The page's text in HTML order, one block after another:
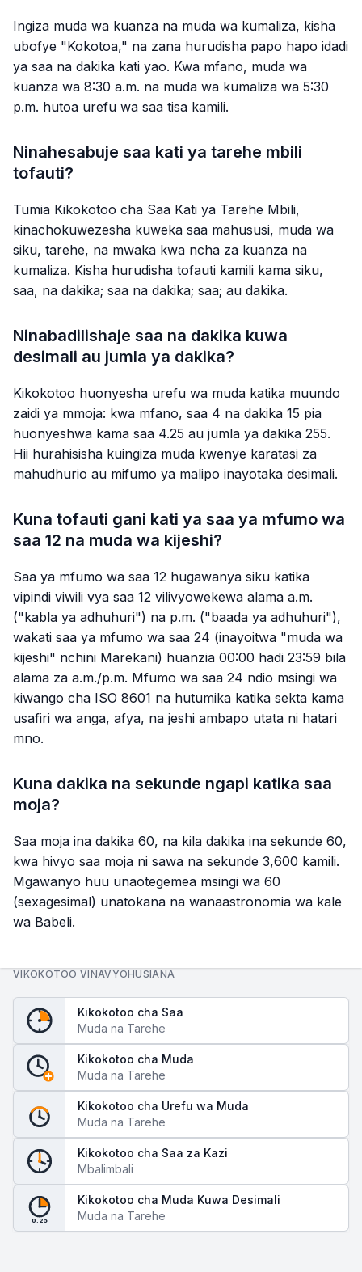
Ingiza muda wa kuanza na muda wa kumaliza, kisha
ubofye "Kokotoa," na zana hurudisha papo hapo idadi
ya saa na dakika kati yao. Kwa mfano, muda wa
kuanza wa 8:30 a.m. na muda wa kumaliza wa 5:30
p.m. hutoa urefu wa saa tisa kamili.
Ninahesabuje saa kati ya tarehe mbili
tofauti?
Tumia Kikokotoo cha Saa Kati ya Tarehe Mbili,
kinachokuwezesha kuweka saa mahususi, muda wa
siku, tarehe, na mwaka kwa ncha za kuanza na
kumaliza. Kisha hurudisha tofauti kamili kama siku,
saa, na dakika; saa na dakika; saa; au dakika.
Ninabadilishaje saa na dakika kuwa
desimali au jumla ya dakika?
Kikokotoo huonyesha urefu wa muda katika muundo
zaidi ya mmoja: kwa mfano, saa 4 na dakika 15 pia
huonyeshwa kama saa 4.25 au jumla ya dakika 255.
Hii hurahisisha kuingiza muda kwenye karatasi za
mahudhurio au mifumo ya malipo inayotaka desimali.
Kuna tofauti gani kati ya saa ya mfumo wa
saa 12 na muda wa kijeshi?
Saa ya mfumo wa saa 12 hugawanya siku katika
vipindi viwili vya saa 12 vilivyowekewa alama a.m.
("kabla ya adhuhuri") na p.m. ("baada ya adhuhuri"),
wakati saa ya mfumo wa saa 24 (inayoitwa "muda wa
kijeshi" nchini Marekani) huanzia 00:00 hadi 23:59 bila
alama za a.m./p.m. Mfumo wa saa 24 ndio msingi wa
kiwango cha ISO 8601 na hutumika katika sekta kama
usafiri wa anga, afya, na jeshi ambapo utata ni hatari
mno.
Kuna dakika na sekunde ngapi katika saa
moja?
Saa moja ina dakika 60, na kila dakika ina sekunde 60,
kwa hivyo saa moja ni sawa na sekunde 3,600 kamili.
Mgawanyo huu unaotegemea msingi wa 60
(sexagesimal) unatokana na wanaastronomia wa kale
wa Babeli.
VIKOKOTOO VINAVYOHUSIANA
Kikokotoo cha Saa
Muda na Tarehe
Kikokotoo cha Muda
Muda na Tarehe
Kikokotoo cha Urefu wa Muda
Muda na Tarehe
Kikokotoo cha Saa za Kazi
Mbalimbali
0.25
Kikokotoo cha Muda Kuwa Desimali
Muda na Tarehe